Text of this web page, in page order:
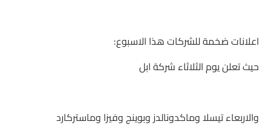
اعلانات ضخمة للشركات هذا الاسبوع:
حيث تعلن يوم الثلاثاء شركة ابل
والاربعاء تيسلا وماكدونالدز وبوينج وفيزا وماستركارد